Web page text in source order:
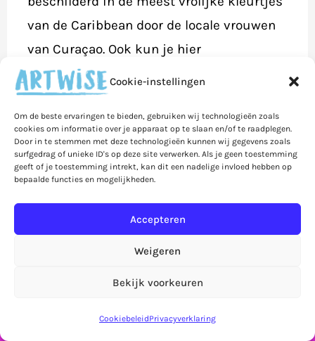
Cookie-instellingen
Om de beste ervaringen te bieden, gebruiken wij technologieën zoals
cookies om informatie over je apparaat op te slaan en/of te raadplegen.
Door in te stemmen met deze technologieën kunnen wij gegevens zoals
surfgedrag of unieke ID's op deze site verwerken. Als je geen toestemming
geeft of je toestemming intrekt, kan dit een nadelige invloed hebben op
bepaalde functies en mogelijkheden.
Accepteren
Weigeren
Bekijk voorkeuren
CookiebeleidPrivacyverklaring
Let op! Bestellingen in de webshop worden pas
vanaf 7 september verzonden!
van de Caribbean door de locale vrouwen
van Curaçao. Ook kun je hier
workshops volgen en een eigen Chichi
beschilderen!